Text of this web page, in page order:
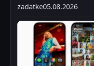
zadatke05.08.2026